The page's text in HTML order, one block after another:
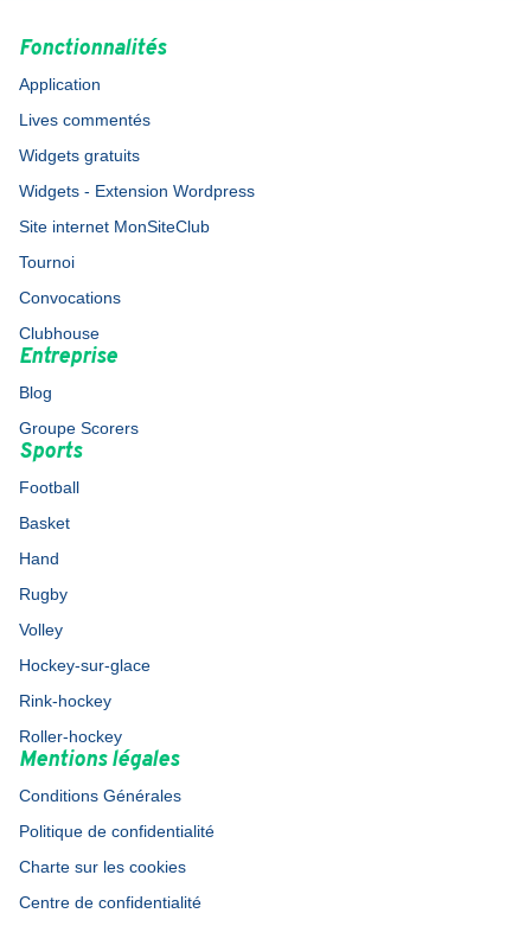
Fonctionnalités
Application
Lives commentés
Widgets gratuits
Widgets - Extension Wordpress
Site internet MonSiteClub
Tournoi
Convocations
Clubhouse
Entreprise
Blog
Groupe Scorers
Sports
Football
Basket
Hand
Rugby
Volley
Hockey-sur-glace
Rink-hockey
Roller-hockey
Mentions légales
Conditions Générales
Politique de confidentialité
Charte sur les cookies
Centre de confidentialité